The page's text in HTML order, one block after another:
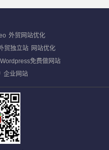
外贸网站优化
贸独立站 网站优化
Wordpress免费做网站
企业网站